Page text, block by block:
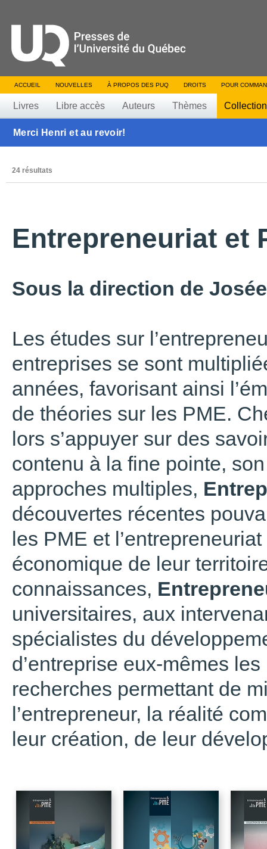
ACCUEIL NOUVELLES À PROPOS DES PUQ DROITS POUR
Livres Libre accès Auteurs Thèmes
Merci Henri et au revoir!
24 résultats
Entrepreneuriat et
Sous la direction de
Les études sur
entreprises se sont
années, favorisant ainsi
de théories sur les PME.
lors s’appuyer sur des
contenu à la fine pointe,
approches multiples,
découvertes récentes
les PME et
économique de leur
connaissances,
universitaires, aux
spécialistes du
d’entreprise eux-mêmes
recherches permettant de
l’entrepreneur, la réalité
leur création, de leur